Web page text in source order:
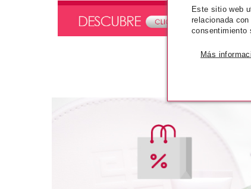
Este sitio web
relacionada
consentimiento
Más